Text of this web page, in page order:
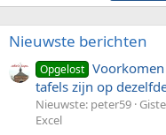
Nieuwste berichten
Opgelost
tafels zijn op
Nieuwste: peter59
Excel